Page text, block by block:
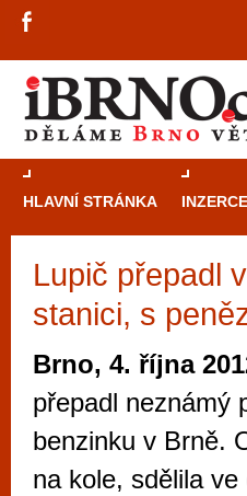
HLAVNÍ STRÁNKA INZERCE
Lupič přepadl
stanici, s
Brno, 4. října
přepadl neznámý
benzinku v Brně.
na kole, sdělila
Mimo jiné je ale